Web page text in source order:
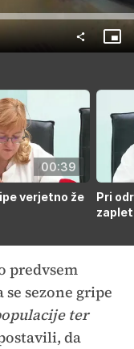
Slika
v
00:39
verjetno že
Pri
predvsem
sezone gripe
ter
da